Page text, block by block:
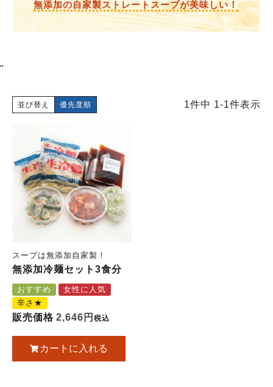
無添加の自家製ストレートスープが美味しい！
"
並び替え 優先度順 1件中 1-1件表示
スープは無添加自家製！
無添加冷麺セット3食分
おすすめ
女性に人気
辛さ★
販売価格 2,646 税込
カートに入れる